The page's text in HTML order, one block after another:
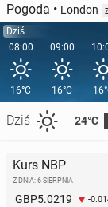
Pogoda • London
Dziś
08:00
16°C
Dziś 24°C
09:00
16°C
Kurs NBP
Z DNIA: 6 SIERPNIA
GBP5.0219 -